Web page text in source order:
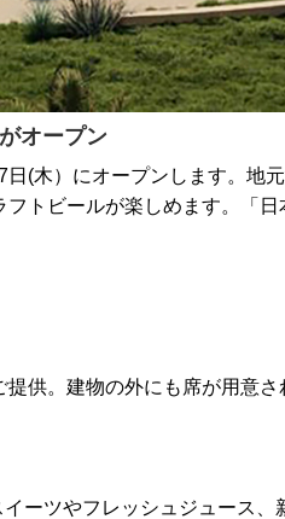
オープン
(木）にオープンします。地
トビールが楽しめます。「
供。建物の外にも席が用意
ーツやフレッシュジュース、